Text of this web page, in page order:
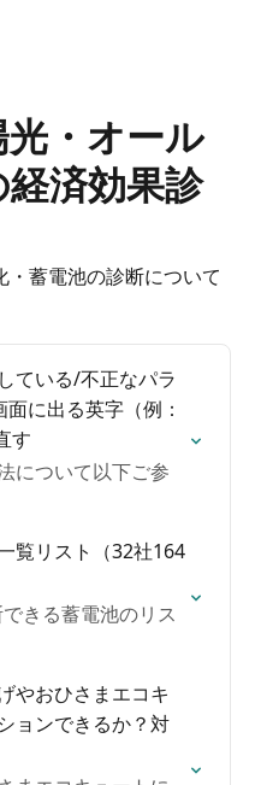
光・オール
済効果診
・蓄電池の診断について
ている/不正なパラ
に出る英字（例：
す
について以下ご参
覧リスト（32社164
きる蓄電池のリス
やおひさまエコキ
ョンできるか？対